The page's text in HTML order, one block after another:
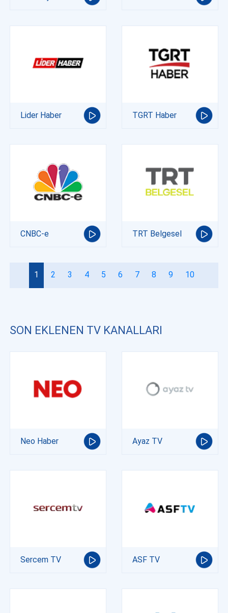
Lider Haber TGRT Haber
CNBC-e TRT Belgesel
1 2 3 4 5 6 7 8 9 10
SON EKLENEN TV KANALLARI
Neo Haber Ayaz TV
Sercem TV ASF TV